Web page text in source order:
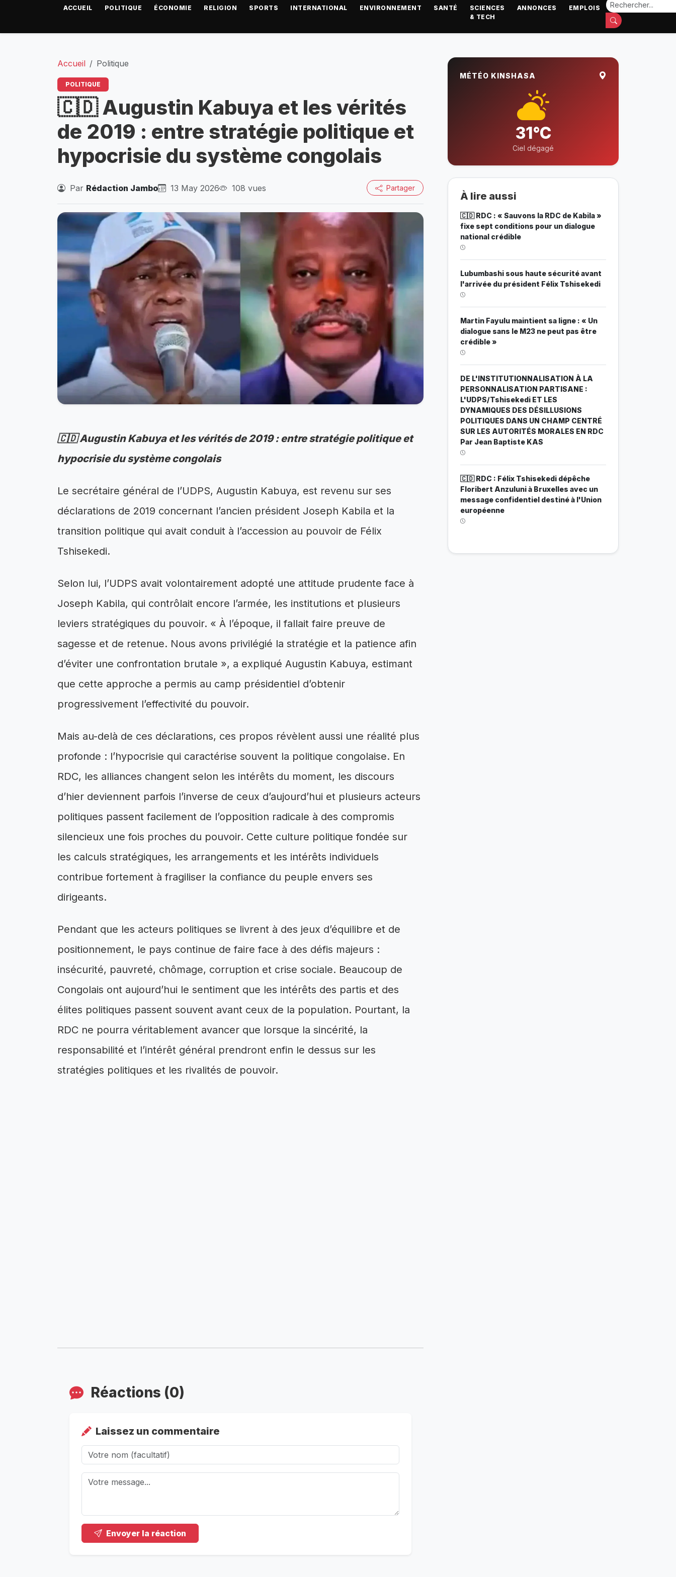
ACCUEIL POLITIQUE ÉCONOMIE RELIGION SPORTS INTERNATIONAL ENVIRONNEMENT SANTÉ
SCIENCES
& TECH
ANNONCES EMPLOIS
Accueil Politique
POLITIQUE
🇨🇩 Augustin Kabuya et les vérités
de 2019 : entre stratégie politique et
hypocrisie du système congolais
Par Rédaction Jambo 13 May 2026 108 vues Partager
🇨🇩 Augustin Kabuya et les vérités de 2019 : entre stratégie politique et
hypocrisie du système congolais
Le secrétaire général de l’UDPS, Augustin Kabuya, est revenu sur ses
déclarations de 2019 concernant l’ancien président Joseph Kabila et la
transition politique qui avait conduit à l’accession au pouvoir de Félix
Tshisekedi.
Selon lui, l’UDPS avait volontairement adopté une attitude prudente face à
Joseph Kabila, qui contrôlait encore l’armée, les institutions et plusieurs
leviers stratégiques du pouvoir. « À l’époque, il fallait faire preuve de
sagesse et de retenue. Nous avons privilégié la stratégie et la patience afin
d’éviter une confrontation brutale », a expliqué Augustin Kabuya, estimant
que cette approche a permis au camp présidentiel d’obtenir
progressivement l’effectivité du pouvoir.
Mais au-delà de ces déclarations, ces propos révèlent aussi une réalité plus
profonde : l’hypocrisie qui caractérise souvent la politique congolaise. En
RDC, les alliances changent selon les intérêts du moment, les discours
d’hier deviennent parfois l’inverse de ceux d’aujourd’hui et plusieurs acteurs
politiques passent facilement de l’opposition radicale à des compromis
silencieux une fois proches du pouvoir. Cette culture politique fondée sur
les calculs stratégiques, les arrangements et les intérêts individuels
contribue fortement à fragiliser la confiance du peuple envers ses
dirigeants.
Pendant que les acteurs politiques se livrent à des jeux d’équilibre et de
positionnement, le pays continue de faire face à des défis majeurs :
insécurité, pauvreté, chômage, corruption et crise sociale. Beaucoup de
Congolais ont aujourd’hui le sentiment que les intérêts des partis et des
élites politiques passent souvent avant ceux de la population. Pourtant, la
RDC ne pourra véritablement avancer que lorsque la sincérité, la
responsabilité et l’intérêt général prendront enfin le dessus sur les
stratégies politiques et les rivalités de pouvoir.
Réactions (0)
Laissez un commentaire
Envoyer la réaction
MÉTÉO KINSHASA
31°C
Ciel dégagé
À lire aussi
🇨🇩 RDC : « Sauvons la RDC de Kabila »
fixe sept conditions pour un dialogue
national crédible
Lubumbashi sous haute sécurité avant
l'arrivée du président Félix Tshisekedi
Martin Fayulu maintient sa ligne : « Un
dialogue sans le M23 ne peut pas être
crédible »
DE L'INSTITUTIONNALISATION À LA
PERSONNALISATION PARTISANE :
L'UDPS/Tshisekedi ET LES
DYNAMIQUES DES DÉSILLUSIONS
POLITIQUES DANS UN CHAMP CENTRÉ
SUR LES AUTORITÉS MORALES EN RDC
Par Jean Baptiste KAS
🇨🇩 RDC : Félix Tshisekedi dépêche
Floribert Anzuluni à Bruxelles avec un
message confidentiel destiné à l'Union
européenne